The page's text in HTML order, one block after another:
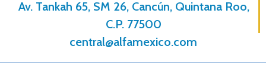
Av. Tankah 65, SM 26, Cancún, Quintana Roo,
C.P. 77500
central@alfamexico.com